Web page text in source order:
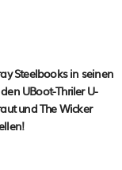
Steelbooks in seinen
UBoot-Thriler U-
und The Wicker